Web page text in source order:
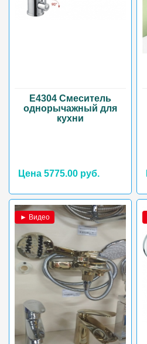
E4304 Смеситель
однорычажный для
кухни
Цена 5775.00 руб.
► Видео